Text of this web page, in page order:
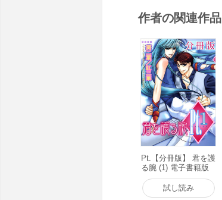
作者の関連作品
Pt.【分冊版】 君を護
る腕 (1) 電子書籍版
試し読み